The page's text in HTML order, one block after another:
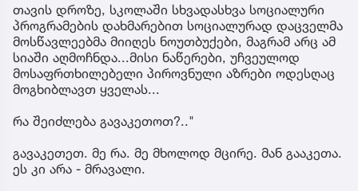
თავის დროზე, სკოლაში სხვადასხვა სოციალური
პროგრამების დახმარებით სოციალურად დაცველმა
მოსწავლეებმა მიიღეს ნოუთბუქები, მაგრამ არც ამ
სიაში აღმოჩნდა...მისი ნაწერები, უჩვეულოდ
მოსაფრთხილებელი პიროვნული აზრები ოდესღაც
მოგხიბლავთ ყველას...
რა შეიძლება გავაკეთოთ?.."
გავაკეთეთ. მე რა. მე მხოლოდ მცირე. მან გააკეთა.
ეს კი არა - მრავალი.